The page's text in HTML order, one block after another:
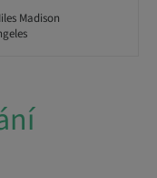
Madison